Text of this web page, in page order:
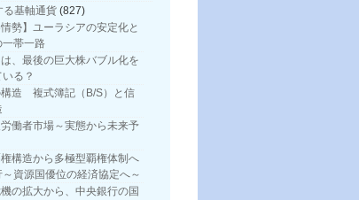
る基軸通貨 (827)
情勢】ユーラシアの安定化と
一帯一路
、最後の巨大株バブル化を
る？
構造 複式簿記（B/S）と信
働者市場～実態から未来予
構造から多極型覇権体制へ
～資源国優位の経済協定へ～
の拡大から、中央銀行の国